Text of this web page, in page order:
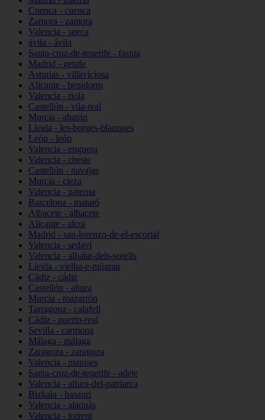
Cuenca - cuenca
Zamora - zamora
Valencia - sueca
ávila - ávila
Santa-cruz-de-tenerife - fasnia
Madrid - getafe
Asturias - villaviciosa
Alicante - benidorm
Valencia - riola
Castellón - vila-real
Murcia - abarán
Lleida - les-borges-blanques
León - león
Valencia - enguera
Valencia - cheste
Castellón - navajas
Murcia - cieza
Valencia - paterna
Barcelona - mataró
Albacete - albacete
Alicante - alcoi
Madrid - san-lorenzo-de-el-escorial
Valencia - sedaví
Valencia - albalat-dels-sorells
Lleida - vielha-e-mijaran
Cádiz - cádiz
Castellón - altura
Murcia - mazarrón
Tarragona - calafell
Cádiz - puerto-real
Sevilla - carmona
Málaga - málaga
Zaragoza - zaragoza
Valencia - manises
Santa-cruz-de-tenerife - adeje
Valencia - alfara-del-patriarca
Bizkaia - basauri
Valencia - alaquàs
Valencia - torrent